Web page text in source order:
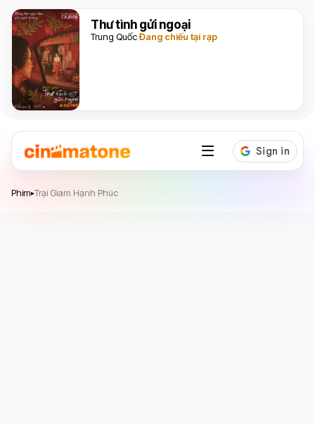
Thư tình gửi ngoại
Trung QuốcĐang chiếu tại rạp
Phim▸Trại Giam Hạnh Phúc